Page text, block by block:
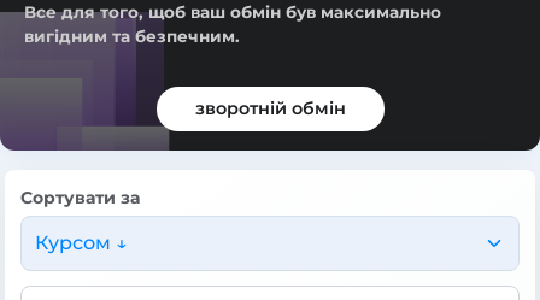
Все для того, щоб ваш обмін був максимально
вигідним та безпечним.
зворотній обмін
Сортувати за
Курсом ↓